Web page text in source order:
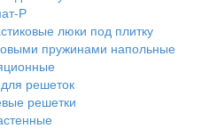
Р
люки под плитку
пружинами напольные
решеток
решетки